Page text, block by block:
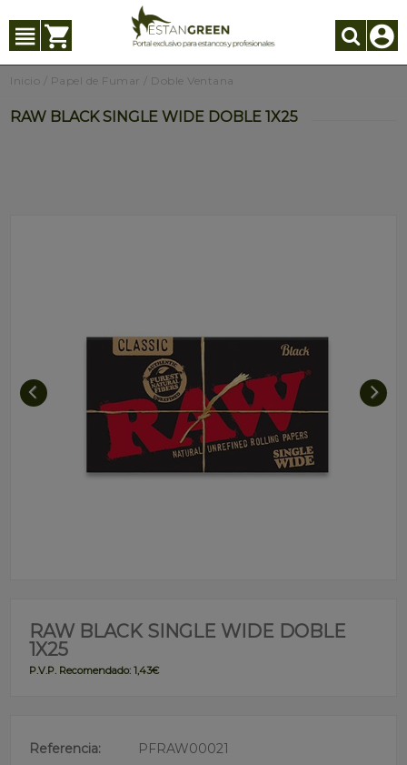
Inicio Papel de Fumar Doble Ventana
RAW BLACK SINGLE WIDE DOBLE 1X25
RAW BLACK SINGLE WIDE DOBLE
1X25
P.V.P. Recomendado: 1,43€
Referencia: PFRAW00021